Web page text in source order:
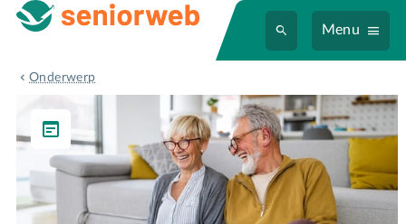
Menu
Onderwerp
Programma's & Apps